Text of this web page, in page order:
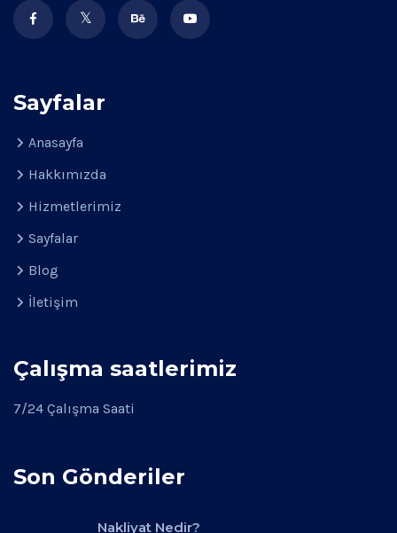
Sayfalar
Anasayfa
Hakkımızda
Hizmetlerimiz
Sayfalar
Blog
İletişim
Çalışma saatlerimiz
7/24 Çalışma Saati
Son Gönderiler
Nakliyat Nedir?